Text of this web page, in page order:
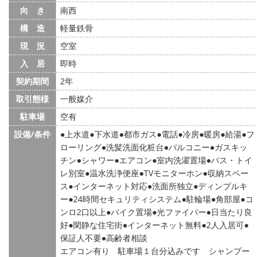
向 き
南西
構 造
軽量鉄骨
現 況
空室
入 居
即時
契約期間
2年
取引態様
一般媒介
駐車場
空有
設備/条件
上水道 下水道 都市ガス 電話 冷房 暖房 給湯 フ
ローリング 洗髪洗面化粧台 バルコニー ガスキッ
チン シャワー エアコン 室内洗濯置場 バス・トイ
レ別室 温水洗浄便座 TVモニターホン 収納スペー
ス インターネット対応 洗面所独立 ディンプルキ
ー 24時間セキュリティシステム 駐輪場 角部屋 コ
ンロ2口以上 バイク置場 光ファイバー 日当たり良
好 閑静な住宅街 インターネット無料 2人入居可
保証人不要 高齢者相談
エアコン有り 駐車場１台分込みです シャンプー